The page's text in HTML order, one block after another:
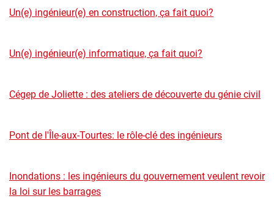
Un(e) ingénieur(e) en construction, ça fait quoi?
Un(e) ingénieur(e) informatique, ça fait quoi?
Cégep de Joliette : des ateliers de découverte du génie civil
Pont de l'Île-aux-Tourtes: le rôle-clé des ingénieurs
Inondations : les ingénieurs du gouvernement veulent revoir
la loi sur les barrages